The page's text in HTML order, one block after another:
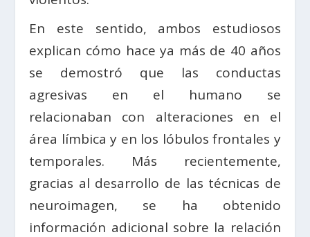
En este sentido, ambos estudiosos
explican cómo hace ya más de 40 años
se demostró que las conductas
agresivas en el humano se
relacionaban con alteraciones en el
área límbica y en los lóbulos frontales y
temporales. Más recientemente,
gracias al desarrollo de las técnicas de
neuroimagen, se ha obtenido
información adicional sobre la relación